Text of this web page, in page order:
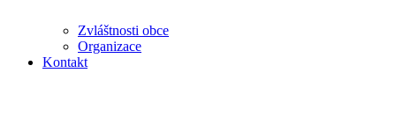
Zvláštnosti obce
Organizace
Kontakt